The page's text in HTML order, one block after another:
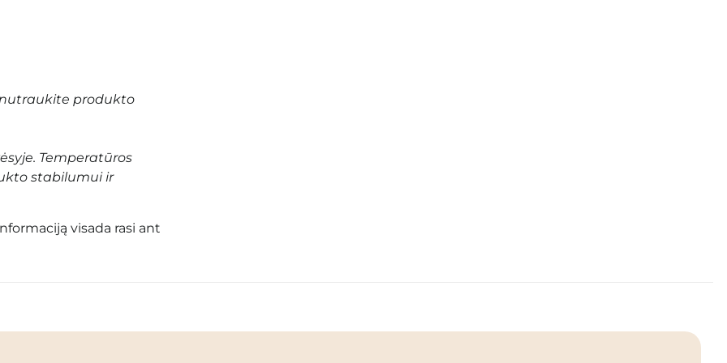
produkto
Temperatūros
stabilumui ir
visada rasi ant